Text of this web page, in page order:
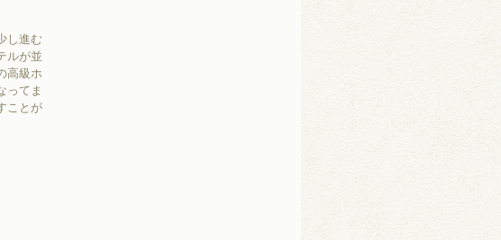
し進む
ルが並
高級ホ
ってま
ことが